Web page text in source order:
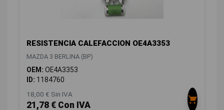
RESISTENCIA CALEFACCION OE4A3353
MAZDA 3 BERLINA (BP)
OEM: OE4A3353
ID: 1184760
18,00 € Sin IVA
21,78 € Con IVA